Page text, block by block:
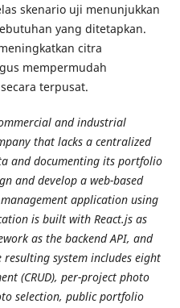
skenario uji menunjukkan
yang ditetapkan.
citra
mempermudah
terpusat.
and industrial
that lacks a centralized
and documenting its portfolio
and develop a web-based
application using
is built with React.js as
as the backend API, and
resulting system includes eight
(CRUD), per-project photo
selection, public portfolio